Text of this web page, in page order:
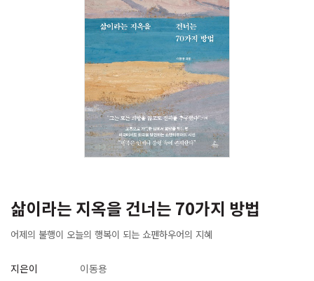
삶이라는 지옥을 건너는 70가지 방법
어제의 불행이 오늘의 행복이 되는 쇼펜하우어의 지혜
지은이
이동용